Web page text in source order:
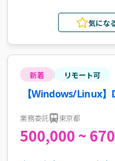
気にな
新着 リモート可
【Windows/Linux】
業務委託 東京都
500,000 ~